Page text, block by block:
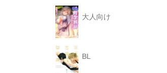
大人向け
BL